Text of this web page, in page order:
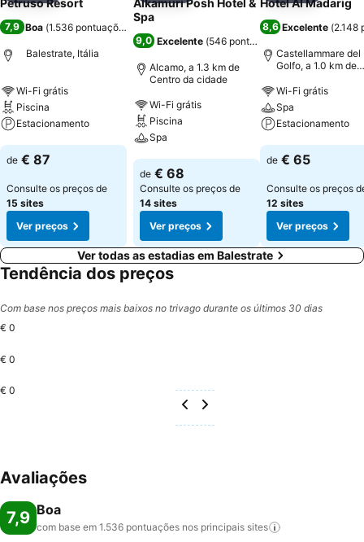
Petruso Resort
7,9 Boa (1.536 pontuações
Balestrate, Itália
Wi-Fi grátis
Piscina
Estacionamento
Ver preços
de € 87
Consulte os preços de
15 sites
Ver preços
Alkamuri Posh Hotel &
Spa
9,0 Excelente (546 pontuações
Alcamo, a 1.3 km de
Centro da cidade
Wi-Fi grátis
Piscina
Spa
Ver preços
de € 68
Consulte os preços de
14 sites
Ver preços
Hotel Al Madarig
8,6 Excelente (2.148
Castellammare del
Golfo, a 1.0 km de
Wi-Fi grátis
Spa
Estacionamento
Ver preços
de € 65
Consulte os preços
12 sites
Ver preços
Ver todas as estadias em Balestrate
Tendência dos preços
Com base nos preços mais baixos no trivago durante os últimos 30 dias
€ 0
€ 0
€ 0
Avaliações
7,9 Boa
com base em 1.536 pontuações nos principais sites